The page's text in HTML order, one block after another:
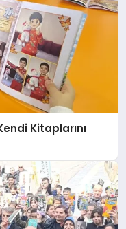
Kitaplarını